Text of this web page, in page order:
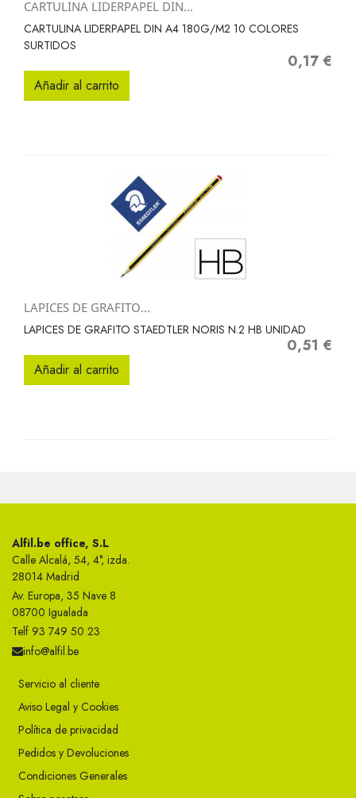
CARTULINA LIDERPAPEL DIN...
CARTULINA LIDERPAPEL DIN A4 180G/M2 10 COLORES
SURTIDOS
Precio
0,17 €
Añadir al carrito
LAPICES DE GRAFITO...
LAPICES DE GRAFITO STAEDTLER NORIS N.2 HB UNIDAD
Precio
0,51 €
Añadir al carrito
Alfil.be office, S.L
Calle Alcalá, 54, 4°, izda.
28014 Madrid
Av. Europa, 35 Nave 8
08700 Igualada
Telf 93 749 50 23
info@alfil.be
Servicio al cliente
Aviso Legal y Cookies
Política de privacidad
Pedidos y Devoluciones
Condiciones Generales